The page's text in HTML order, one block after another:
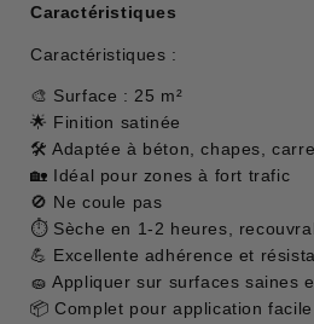
Caractéristiques
Caractéristiques :
🎨 Surface : 25 m²
🌟 Finition satinée
🛠 Adaptée à béton, chapes,
🏡 Idéal pour zones à fort trafic
🚫 Ne coule pas
⏱ Sèche en 1-2 heures,
💪 Excellente adhérence et
🧽 Appliquer sur surfaces saines
📦 Complet pour application facile